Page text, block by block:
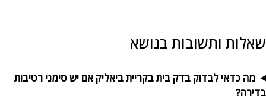
שאלות ותשובות בנושא
מה כדאי לבדוק בדק בית בקריית ביאליק אם יש סימני רטיבות
בדירה?